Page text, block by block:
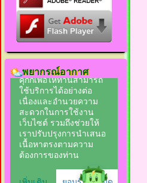
พยากรณ์อากาศ